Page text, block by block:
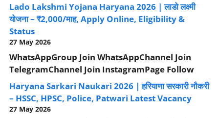
Lado Lakshmi Yojana Haryana 2026 | लाडो लक्ष्मी
योजना – ₹2,000/माह, Apply Online, Eligibility &
Status
27 May 2026
WhatsAppGroup Join WhatsAppChannel Join
TelegramChannel Join InstagramPage Follow
Haryana Sarkari Naukari 2026 | हरियाणा सरकारी नौकरी
– HSSC, HPSC, Police, Patwari Latest Vacancy
27 May 2026